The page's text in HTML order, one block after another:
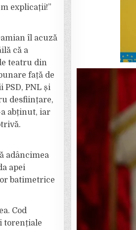
explicații!”
îl acuză
că a
teatru din
față de
PSD, PNL și
desființare,
abținut, iar
adâncimea
apei
batimetrice
Cod
torențiale